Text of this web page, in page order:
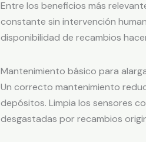
Entre los beneficios más
constante sin intervención
disponibilidad de recambios
Mantenimiento básico para
Un correcto mantenimiento
depósitos. Limpia los sensores
desgastadas por recambios